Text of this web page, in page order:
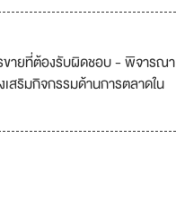
ขายที่ต้องรับผิดชอบ - พิจารณา
สริมกิจกรรมด้านการตลาดใน